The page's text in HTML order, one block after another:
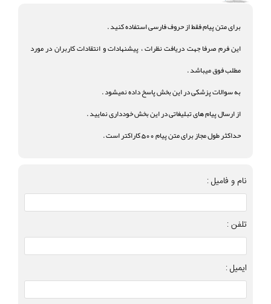
برای متن پیام فقط از حروف فارسی استفاده کنید .
این فرم صرفا جهت دریافت نظرات ، پیشنهادات و انتقادات کاربران در مورد
مطلب فوق میباشد .
به سوالات پزشکی در این بخش پاسخ داده نمیشود .
از ارسال پیام های تبلیغاتی در این بخش خودداری نمایید .
حداکثر طول مجاز برای متن پیام 500 کاراکتر است .
نام و فامیل :
تلفن :
ایمیل :